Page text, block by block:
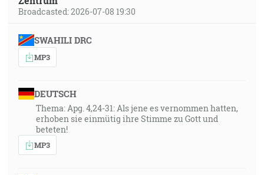
Broadcasted: 2026-07-08 19:30
SWAHILI DRC
MP3
DEUTSCH
Thema: Apg. 4,24-31: Als jene es vernommen hatten,
erhoben sie einmütig ihre Stimme zu Gott und
beteten!
MP3